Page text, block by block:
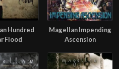
Hundred
Flood
Magellan Impending
Ascension